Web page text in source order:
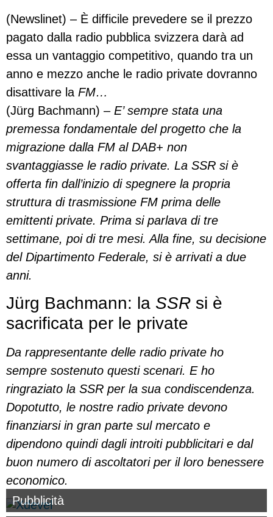
(Newslinet) – È difficile prevedere se il prezzo
pagato dalla radio pubblica svizzera darà ad
essa un vantaggio competitivo, quando tra un
anno e mezzo anche le radio private dovranno
disattivare la FM…
(Jürg Bachmann) – E’ sempre stata una
premessa fondamentale del progetto che la
migrazione dalla FM al DAB+ non
svantaggiasse le radio private. La SSR si è
offerta fin dall’inizio di spegnere la propria
struttura di trasmissione FM prima delle
emittenti private. Prima si parlava di tre
settimane, poi di tre mesi. Alla fine, su decisione
del Dipartimento Federale, si è arrivati a due
anni.
Jürg Bachmann: la SSR si è
sacrificata per le private
Da rappresentante delle radio private ho
sempre sostenuto questi scenari. E ho
ringraziato la SSR per la sua condiscendenza.
Dopotutto, le nostre radio private devono
finanziarsi in gran parte sul mercato e
dipendono quindi dagli introiti pubblicitari e dal
buon numero di ascoltatori per il loro benessere
economico.
Pubblicità